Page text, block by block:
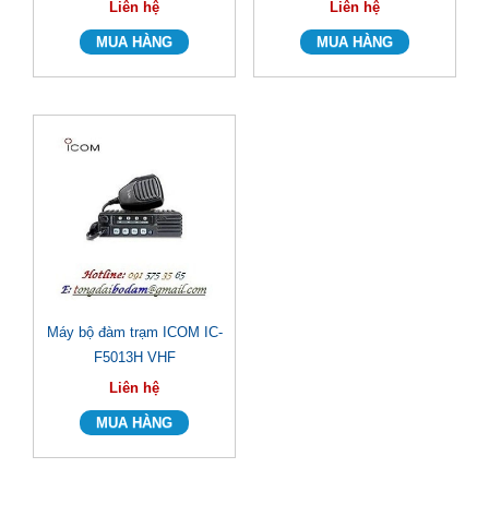
Liên hệ
Liên hệ
Máy bộ đàm trạm ICOM IC-
F5013H VHF
Liên hệ